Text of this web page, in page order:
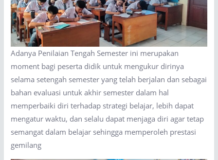
Adanya Penilaian Tengah Semester ini merupakan
moment bagi peserta didik untuk mengukur dirinya
selama setengah semester yang telah berjalan dan sebagai
bahan evaluasi untuk akhir semester dalam hal
memperbaiki diri terhadap strategi belajar, lebih dapat
mengatur waktu, dan selalu dapat menjaga diri agar tetap
semangat dalam belajar sehingga memperoleh prestasi
gemilang